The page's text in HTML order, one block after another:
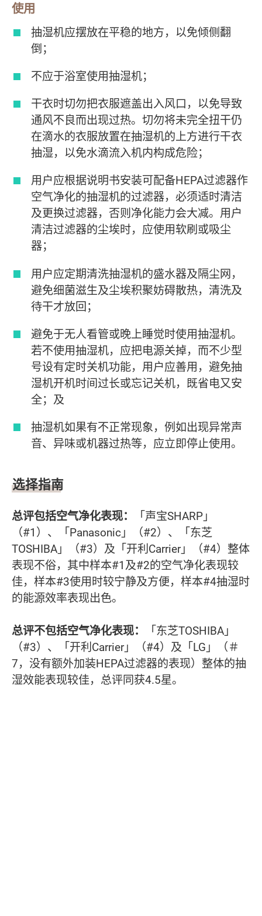
使用
抽湿机应摆放在平稳的地方，以免倾侧翻
倒；
不应于浴室使用抽湿机；
干衣时切勿把衣服遮盖出入风口，以免导致
通风不良而出现过热。切勿将未完全扭干仍
在滴水的衣服放置在抽湿机的上方进行干衣
抽湿，以免水滴流入机内构成危险；
用户应根据说明书安装可配备HEPA过滤器作
空气净化的抽湿机的过滤器，必须适时清洁
及更换过滤器，否则净化能力会大减。用户
清洁过滤器的尘埃时，应使用软刷或吸尘
器；
用户应定期清洗抽湿机的盛水器及隔尘网，
避免细菌滋生及尘埃积聚妨碍散热，清洗及
待干才放回；
避免于无人看管或晚上睡觉时使用抽湿机。
若不使用抽湿机，应把电源关掉，而不少型
号设有定时关机功能，用户应善用，避免抽
湿机开机时间过长或忘记关机，既省电又安
全；及
抽湿机如果有不正常现象，例如出现异常声
音、异味或机器过热等，应立即停止使用。
选择指南
总评包括空气净化表现：
「声宝SHARP」
（#1）、「Panasonic」（#2）、「东芝
TOSHIBA」（#3）及「开利Carrier」（#4）整体
表现不俗，其中样本#1及#2的空气净化表现较
佳，样本#3使用时较宁静及方便，样本#4抽湿时
的能源效率表现出色。
总评不包括空气净化表现：
「东芝TOSHIBA」
（#3）、「开利Carrier」（#4）及「LG」（＃
7，没有额外加装HEPA过滤器的表现）整体的抽
湿效能表现较佳，总评同获4.5星。